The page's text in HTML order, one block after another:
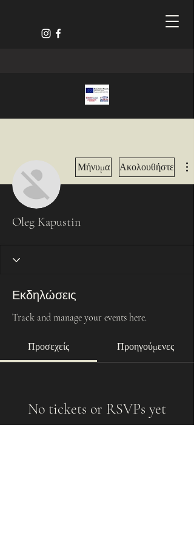
Μήνυμα Ακολουθήστε
Oleg Kapustin
Εκδηλώσεις
Track and manage your events here.
Προσεχείς Προηγούμενες
No tickets or RSVPs yet